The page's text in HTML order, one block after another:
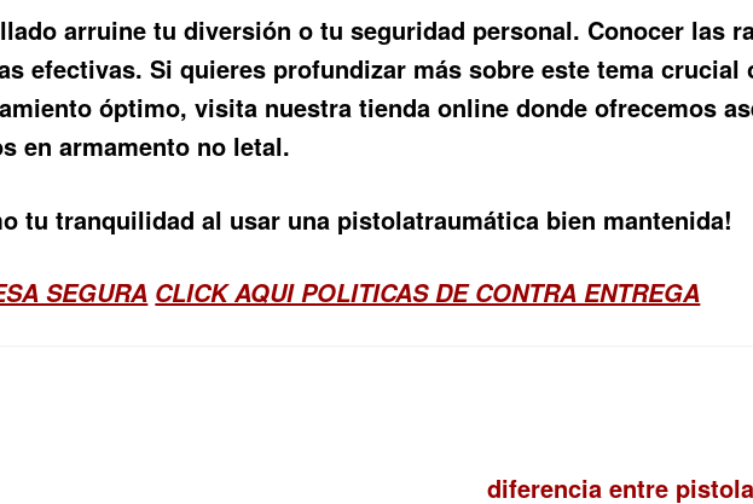
arruine tu diversión o tu seguridad personal. Conocer las
efectivas. Si quieres profundizar más sobre este tema
óptimo, visita nuestra tienda online donde ofrecemos
en armamento no letal.
tu tranquilidad al usar una pistolatraumática bien mantenida!
SEGURA CLICK AQUI POLITICAS DE CONTRA ENTREGA
Siguiente:
diferencia entre